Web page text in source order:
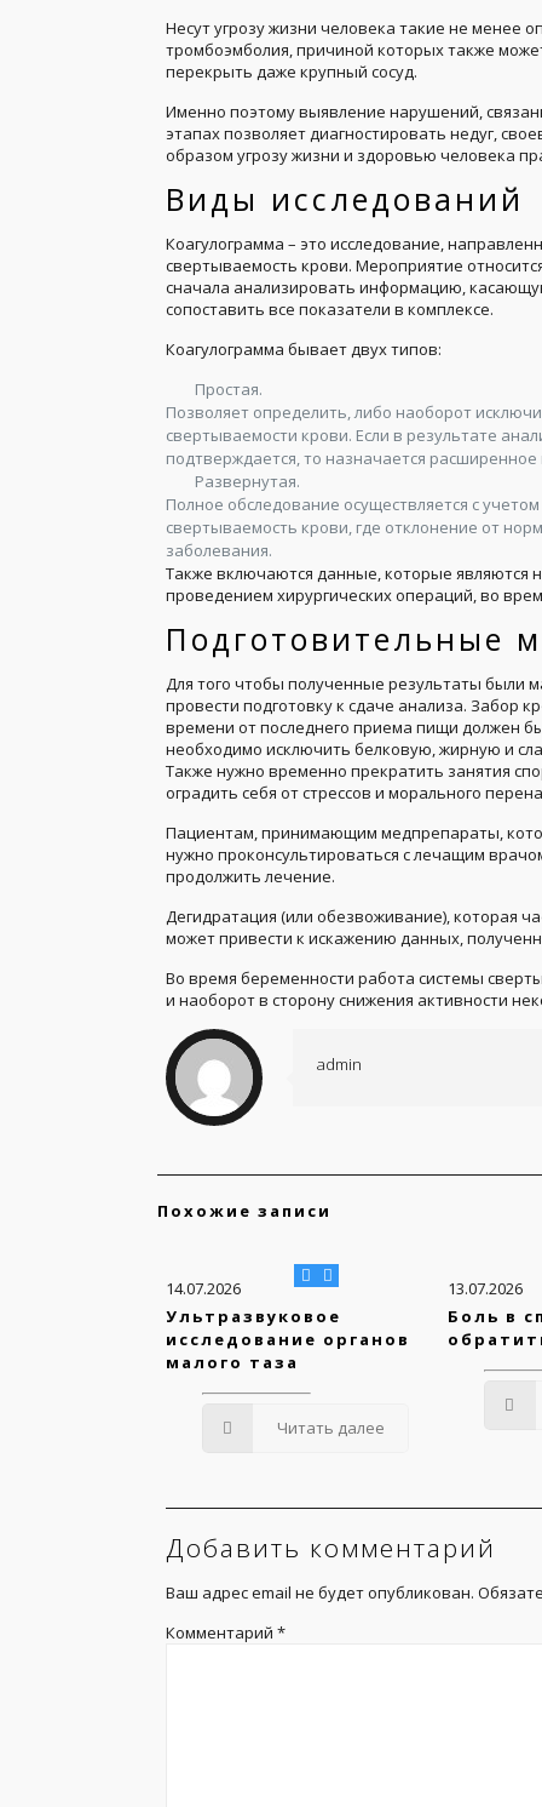
Несут угрозу жизни человека такие не менее
тромбоэмболия, причиной которых также
перекрыть даже крупный сосуд.
Именно поэтому выявление нарушений,
этапах позволяет диагностировать недуг,
образом угрозу жизни и здоровью человека
Виды исследований
Коагулограмма – это исследование,
свертываемость крови. Мероприятие
сначала анализировать информацию,
сопоставить все показатели в комплексе.
Коагулограмма бывает двух типов:
Простая.
Позволяет определить, либо наоборот
свертываемости крови. Если в результате
подтверждается, то назначается расширенное
Развернутая.
Полное обследование осуществляется с
свертываемость крови, где отклонение от
заболевания.
Также включаются данные, которые
проведением хирургических операций, во
Подготовительные
Для того чтобы полученные результаты были
провести подготовку к сдаче анализа. Забор
времени от последнего приема пищи должен
необходимо исключить белковую, жирную и
Также нужно временно прекратить занятия
оградить себя от стрессов и морального
Пациентам, принимающим медпрепараты,
нужно проконсультироваться с лечащим
продолжить лечение.
Дегидратация (или обезвоживание), которая
может привести к искажению данных,
Во время беременности работа системы
и наоборот в сторону снижения активности
admin
Похожие записи
14.07.2026
Ультразвуковое
исследование органов
малого таза
Читать далее
13.07.2026
Боль в
Добавить комментарий
Ваш адрес email не будет опубликован.
Комментарий *